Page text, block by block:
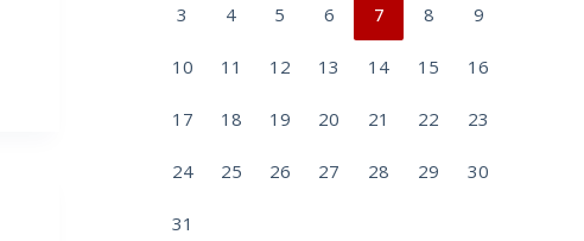
3 4 5 6 7 8 9
10 11 12 13 14 15 16
17 18 19 20 21 22 23
24 25 26 27 28 29 30
31